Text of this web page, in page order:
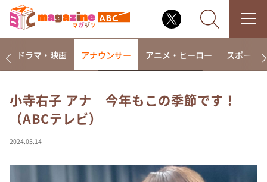
なるみ・岡村の過ぎるTV
相席食堂
～人生密着トークバラエティ！～ やすとものいたっ
ドラマ・映画 アナウンサー アニメ・ヒーロー スポーツ
小寺右子 アナ 今年もこの季節です！
（ABCテレビ）
2024.05.14